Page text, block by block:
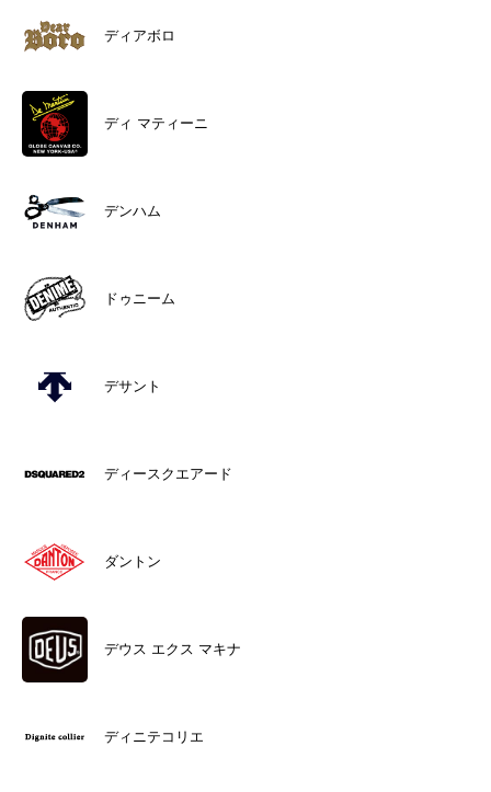
ディアボロ
ディ マティーニ
デンハム
ドゥニーム
デサント
ディースクエアード
ダントン
デウス エクス マキナ
ディニテコリエ